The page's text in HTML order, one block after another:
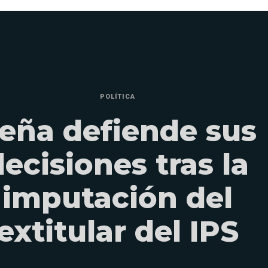
POLÍTICA
defiende sus
tras la
imputación del
del IPS